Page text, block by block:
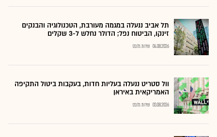
תל אביב ננעלה במגמה מעורבת, הטכנולוגיה והבנקים
זינקו, הביטוח נפל; הדולר נחלש ל-3 שקלים
04.08.2026 שירות גלובס
וול סטריט ננעלה בעליות חדות, בעקבות ביטול התקיפה
האמריקאית באיראן
03.08.2026 שירות גלובס